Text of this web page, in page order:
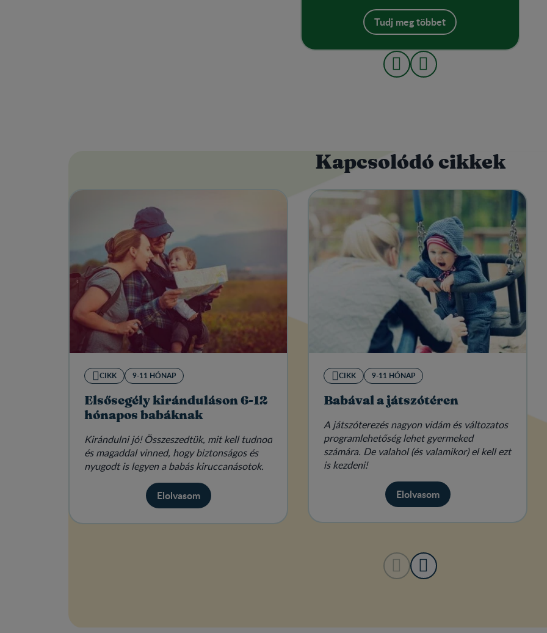
Tudj meg többet
Kapcsolódó cikkek
CIKK 9-11 HÓNAP
Elsősegély kiránduláson 6-12
hónapos babáknak
Kirándulni jó! Összeszedtük, mit kell tudnod
és magaddal vinned, hogy biztonságos és
nyugodt is legyen a babás kiruccanásotok.
Elolvasom
CIKK 9-11 HÓNAP
Babával a játszótéren
A játszóterezés nagyon vidám és változatos
programlehetőség lehet gyermeked
számára. De valahol (és valamikor) el kell ezt
is kezdeni!
Elolvasom